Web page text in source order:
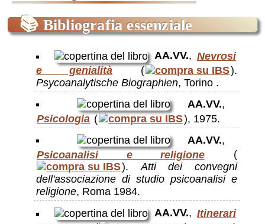
📚 Bibliografia essenziale
AA.VV., Nevrosi
e genialità(
).
Psycoanalytische Biographien, Torino .
AA.VV.,
Psicologia (
), 1975.
AA.VV.,
Psicoanalisi e religione (
).Atti dei convegni
dell'associazione di studio psicoanalisi e
religione, Roma 1984.
AA.VV., Itinerari